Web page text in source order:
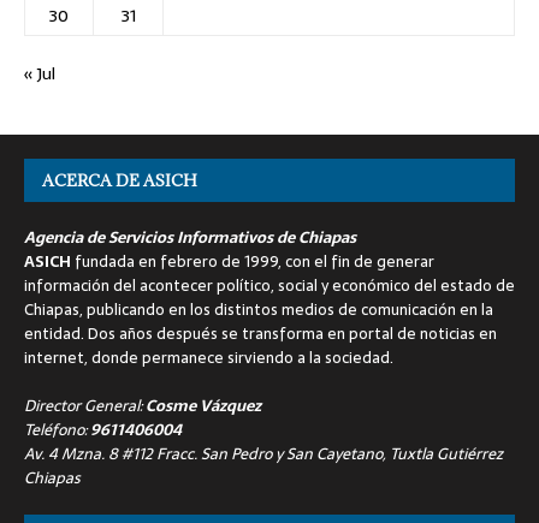
30
31
« Jul
ACERCA DE ASICH
Agencia de Servicios Informativos de Chiapas
ASICH fundada en febrero de 1999, con el fin de generar
información del acontecer político, social y económico del estado de
Chiapas, publicando en los distintos medios de comunicación en la
entidad. Dos años después se transforma en portal de noticias en
internet, donde permanece sirviendo a la sociedad.
Director General:Cosme Vázquez
Teléfono:9611406004
Av. 4 Mzna. 8 #112 Fracc. San Pedro y San Cayetano, Tuxtla Gutiérrez
Chiapas